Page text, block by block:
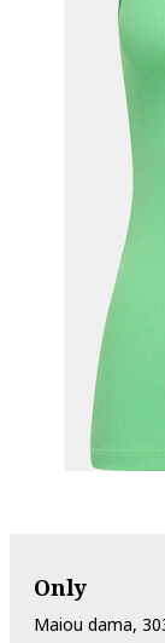
Only
Maiou dama,